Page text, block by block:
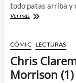
todo patas arriba y
Ver másChris
X-
men
(VII):
Grant
Morrison
CÓMIC LECTURAS
Chris
Morrison (1)